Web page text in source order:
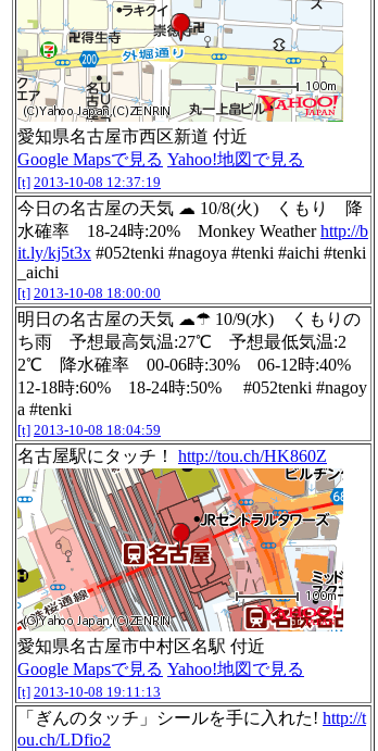
愛知県名古屋市西区新道 付近
Google Mapsで見る Yahoo!地図で見る
[t] 2013-10-08 12:37:19
今日の名古屋の天気 ☁ 10/8(火) くもり 降
水確率 18-24時:20% Monkey Weatherhttp://b
it.ly/kj5t3x #052tenki #nagoya #tenki #aichi #tenki
_aichi
[t] 2013-10-08 18:00:00
明日の名古屋の天気 ☁☂ 10/9(水) くもりの
ち雨 予想最高気温:27℃ 予想最低気温:2
2℃ 降水確率 00-06時:30% 06-12時:40%
12-18時:60% 18-24時:50% #052tenki #nagoy
a #tenki
[t] 2013-10-08 18:04:59
名古屋駅にタッチ！ http://tou.ch/HK860Z
愛知県名古屋市中村区名駅 付近
Google Mapsで見る Yahoo!地図で見る
[t] 2013-10-08 19:11:13
「ぎんのタッチ」シールを手に入れた! http://t
ou.ch/LDfio2